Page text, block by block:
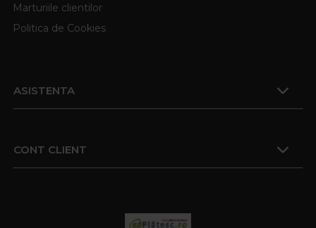
Marturiile clientilor
Politica de Cookies
ASISTENTA
CONT CLIENT